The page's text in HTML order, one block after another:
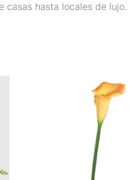
casas hasta locales de lujo.